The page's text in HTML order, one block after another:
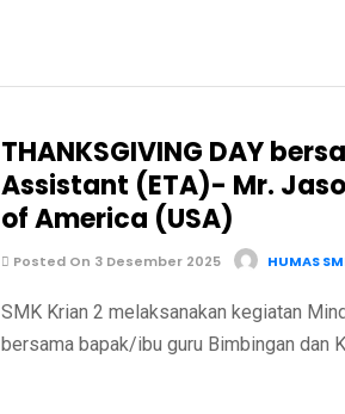
THANKSGIVING DAY
Assistant (ETA)- Mr.
of America (USA)
Posted On 3 Desember 2025 HUMAS
SMK Krian 2 melaksanakan kegiatan
bersama bapak/ibu guru Bimbingan dan